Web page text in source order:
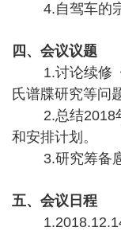
4.自驾车的
四、会议议题
1.讨论续修
氏谱牒研究等问
2.总结2018
和安排计划。
3.研究筹备
五、会议日程
1.